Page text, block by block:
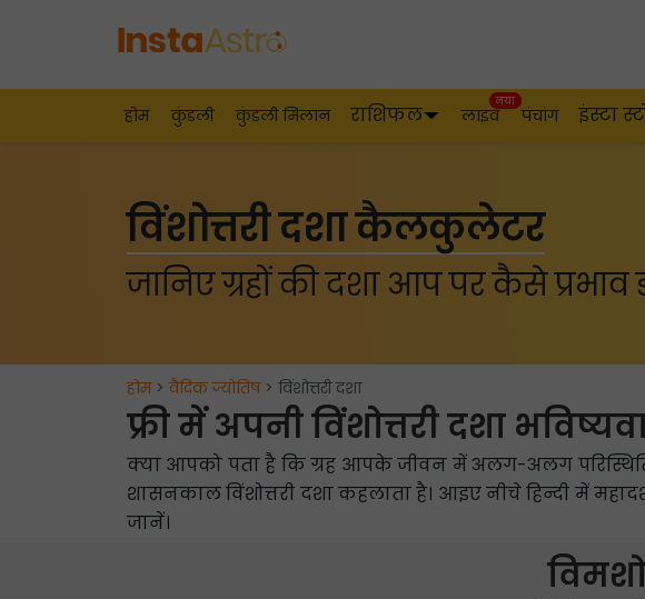
होम कुंडली कुंडली मिलान राशिफल लाइव
नया
पंचांग इंस्टा
विंशोत्तरी दशा कैलकुलेटर
जानिए ग्रहों की दशा आप पर कैसे प्रभाव
होम>वैदिक ज्योतिष> विंशोत्तरी दशा
फ्री में अपनी विंशोत्तरी दशा
क्या आपको पता है कि ग्रह आपके जीवन में अलग-अलग
शासनकाल विंशोत्तरी दशा कहलाता है। आइए नीचे हिन्दी में
जानें।